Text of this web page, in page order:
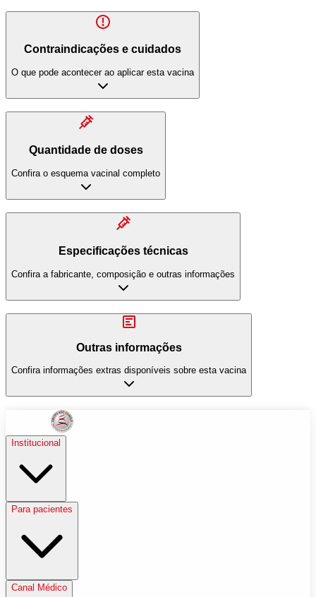
Contraindicações e cuidados
O que pode acontecer ao aplicar esta vacina
Quantidade de doses
Confira o esquema vacinal completo
Especificações técnicas
Confira a fabricante, composição e outras informações
Outras informações
Confira informações extras disponíveis sobre esta vacina
Institucional
Para pacientes
Canal Médico